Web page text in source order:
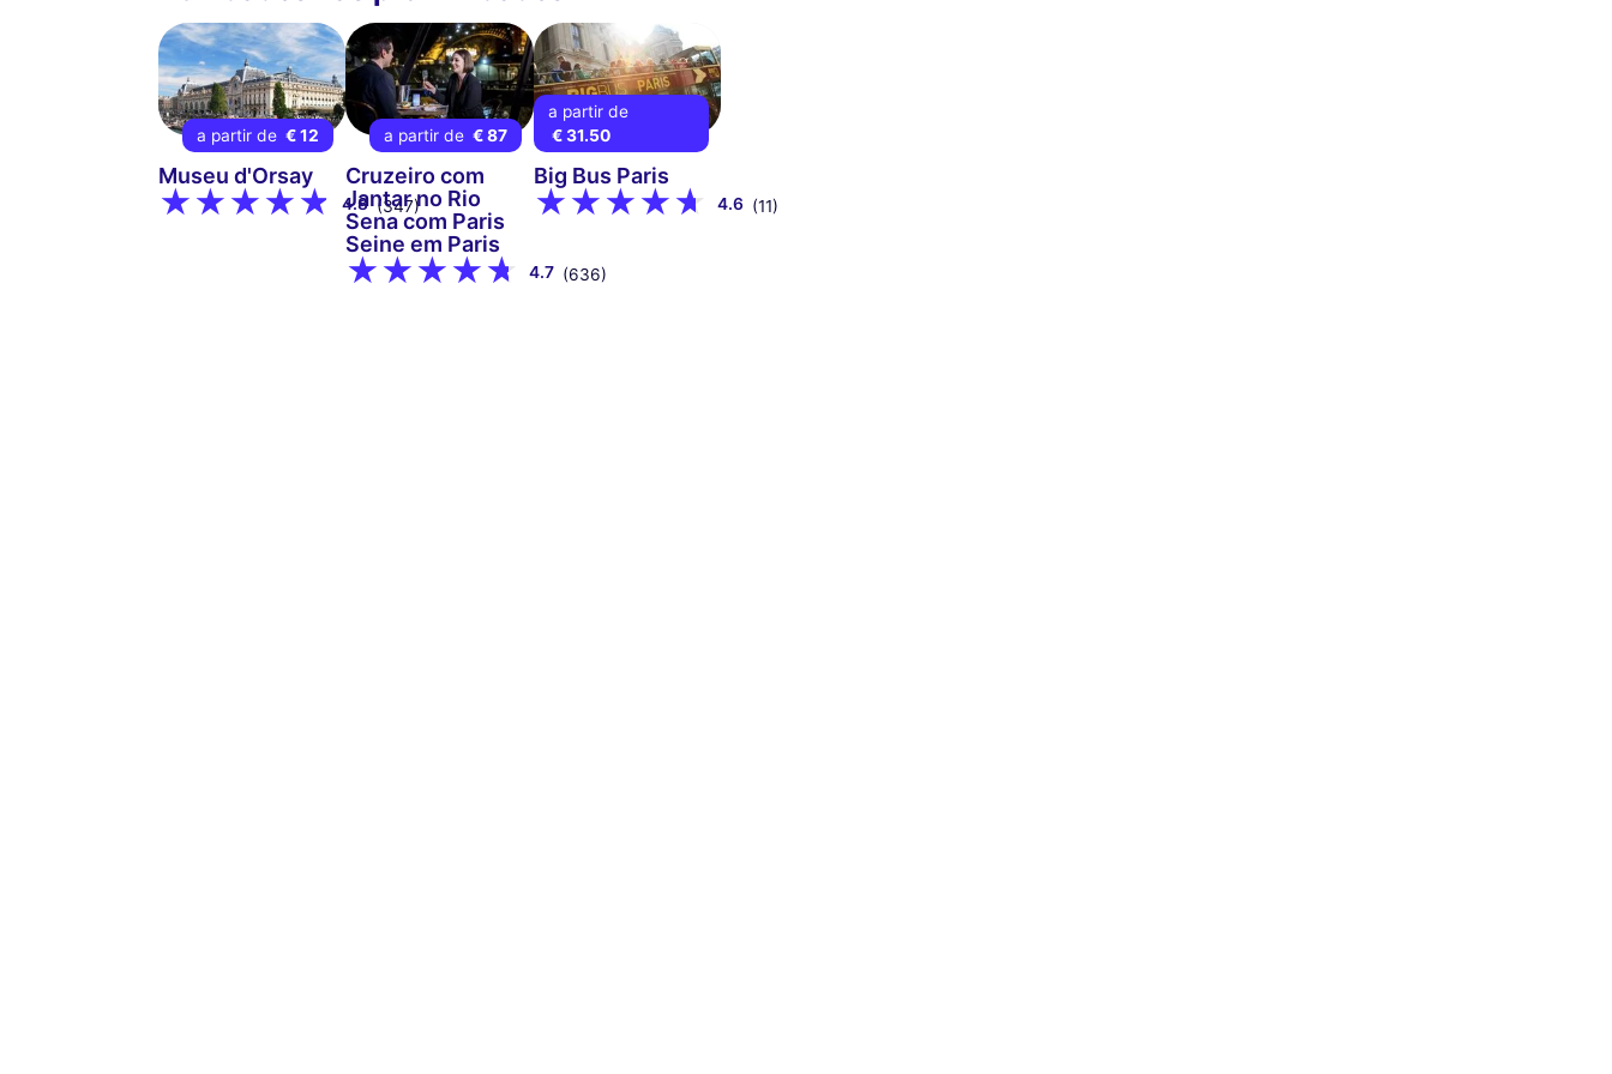
a partir de € 12
Museu d'Orsay
4.8 (347)
a partir de € 87
Cruzeiro com
Jantar no Rio
Sena com Paris
Seine em Paris
4.7 (636)
a partir de
€ 31.50
Big Bus Paris
4.6 (11)